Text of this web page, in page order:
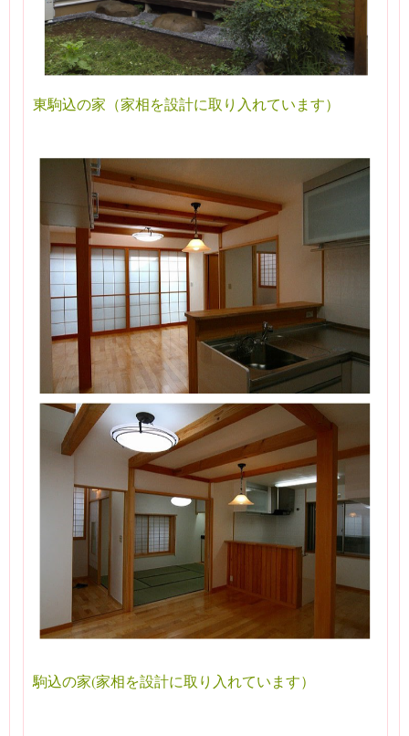
東駒込の家（家相を設計に取り入れています）
駒込の家(家相を設計に取り入れています）